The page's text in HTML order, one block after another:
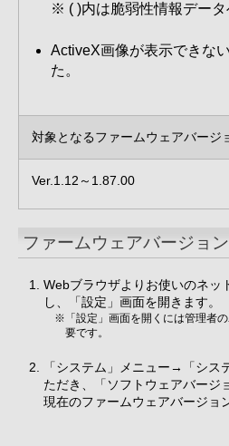
※ ( )内は脆弱性情報デー
ActiveX画像が表示できな
た。
対象となるファームウェアバージ
Ver.1.12～1.87.00
ファームウェアバージョ
Webブラウザよりお使いのネッ
し、「設定」画面を開きます。
※「設定」画面を開くには管理者
要です。
「システム」メニュー→「シス
ただき、「ソフトウェアバージ
現在のファームウェアバージョ